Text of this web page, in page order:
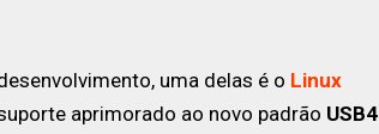
uma delas é o Linux
aprimorado ao novo padrão USB4